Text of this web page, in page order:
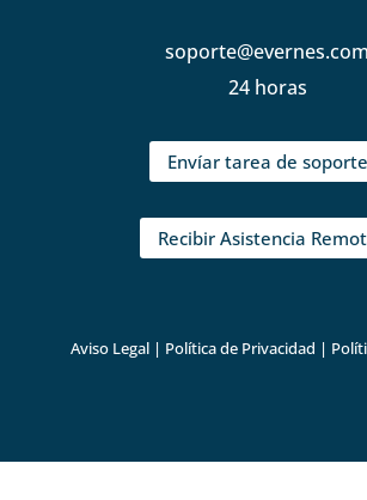
soporte@evernes.com
24 horas
Envíar tarea de soporte
Recibir Asistencia
Aviso Legal | Política de Privacidad |